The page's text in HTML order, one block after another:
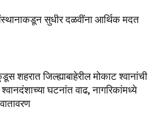
सुधीर दळवींना आर्थिक मदत
शहरात जिल्ह्याबाहेरील मोकाट श्वानांची
घटनांत वाढ, नागरिकांमध्ये